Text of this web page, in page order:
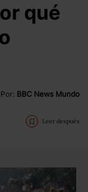
qué
Por: BBC News Mundo
Leer después